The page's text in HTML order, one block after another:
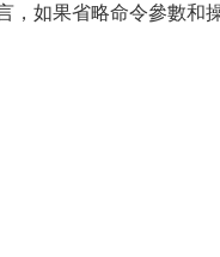
，如果省略命令參數和